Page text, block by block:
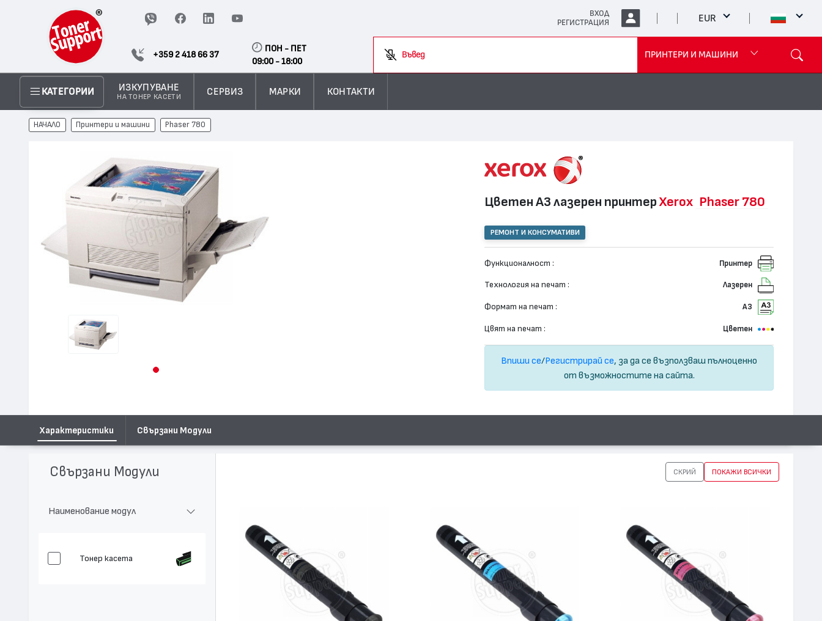
ВХОД
РЕГИСТРАЦИЯ
EUR
+359 2 418 66 37
ПОН - ПЕТ
09:00 - 18:00
Въведете им
ПРИНТЕРИ И МАШИНИ
КАТЕГОРИИ ИЗКУПУВАНЕ
НА ТОНЕР КАСЕТИ
СЕРВИЗ МАРКИ КОНТАКТИ
НАЧАЛО Принтери и машини Phaser 780
Цветен А3 лазерен принтерXerox Phaser 780
РЕМОНТ И КОНСУМАТИВИ
Функционалност : Принтер
Технология на печат : Лазерен
Формат на печат : А3
Цвят на печат : Цветен
Впиши се/Регистрирай се, за да се възползваш пълноценно
от възможностите на сайта.
Характеристики Свързани Модули
Свързани Модули СКРИЙ ПОКАЖИ ВСИЧКИ
Наименование модул
Тонер касета